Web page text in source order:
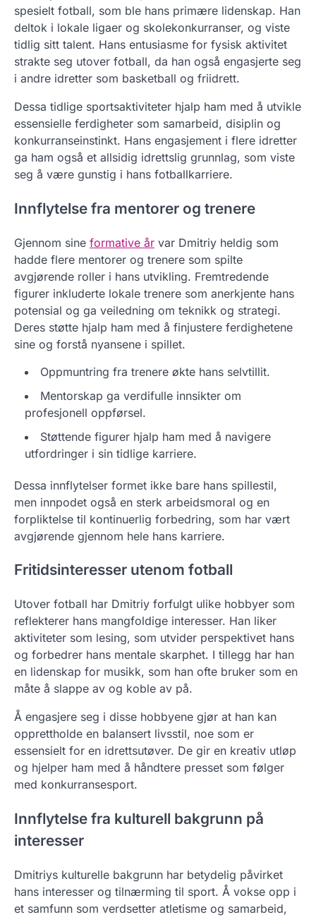
spesielt fotball, som ble hans primære lidenskap. Han
deltok i lokale ligaer og skolekonkurranser, og viste
tidlig sitt talent. Hans entusiasme for fysisk aktivitet
strakte seg utover fotball, da han også engasjerte seg
i andre idretter som basketball og friidrett.
Dessa tidlige sportsaktiviteter hjalp ham med å utvikle
essensielle ferdigheter som samarbeid, disiplin og
konkurranseinstinkt. Hans engasjement i flere idretter
ga ham også et allsidig idrettslig grunnlag, som viste
seg å være gunstig i hans fotballkarriere.
Innflytelse fra mentorer og trenere
Gjennom sine formative år var Dmitriy heldig som
hadde flere mentorer og trenere som spilte
avgjørende roller i hans utvikling. Fremtredende
figurer inkluderte lokale trenere som anerkjente hans
potensial og ga veiledning om teknikk og strategi.
Deres støtte hjalp ham med å finjustere ferdighetene
sine og forstå nyansene i spillet.
Oppmuntring fra trenere økte hans selvtillit.
Mentorskap ga verdifulle innsikter om
profesjonell oppførsel.
Støttende figurer hjalp ham med å navigere
utfordringer i sin tidlige karriere.
Dessa innflytelser formet ikke bare hans spillestil,
men innpodet også en sterk arbeidsmoral og en
forpliktelse til kontinuerlig forbedring, som har vært
avgjørende gjennom hele hans karriere.
Fritidsinteresser utenom fotball
Utover fotball har Dmitriy forfulgt ulike hobbyer som
reflekterer hans mangfoldige interesser. Han liker
aktiviteter som lesing, som utvider perspektivet hans
og forbedrer hans mentale skarphet. I tillegg har han
en lidenskap for musikk, som han ofte bruker som en
måte å slappe av og koble av på.
Å engasjere seg i disse hobbyene gjør at han kan
opprettholde en balansert livsstil, noe som er
essensielt for en idrettsutøver. De gir en kreativ utløp
og hjelper ham med å håndtere presset som følger
med konkurransesport.
Innflytelse fra kulturell bakgrunn på
interesser
Dmitriys kulturelle bakgrunn har betydelig påvirket
hans interesser og tilnærming til sport. Å vokse opp i
et samfunn som verdsetter atletisme og samarbeid,